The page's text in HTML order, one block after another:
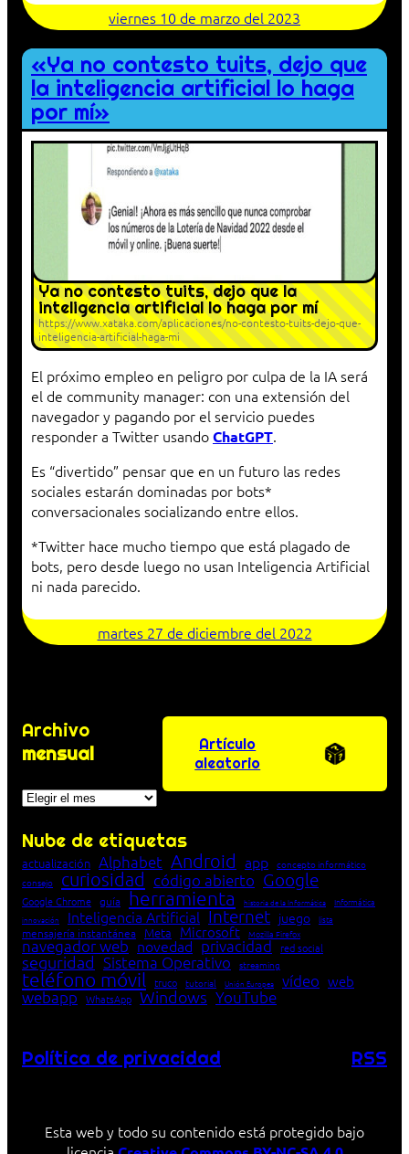
viernes 10 de marzo del 2023
«Ya no contesto tuits, dejo que
la inteligencia artificial lo haga
por mí»
Ya no contesto tuits, dejo que la
inteligencia artificial lo haga por mí
https://www.xataka.com/aplicaciones/no-contesto-tuits-dejo-que-
inteligencia-artificial-haga-mi
El próximo empleo en peligro por culpa de la IA será
el de community manager: con una extensión del
navegador y pagando por el servicio puedes
responder a Twitter usandoChatGPT.
Es “divertido” pensar que en un futuro las redes
sociales estarán dominadas por bots*
conversacionales socializando entre ellos.
*Twitter hace mucho tiempo que está plagado de
bots, pero desde luego no usan Inteligencia Artificial
ni nada parecido.
martes 27 de diciembre del 2022
Archivo
mensual
Archivos
Artículo
aleatorio
Nube de etiquetas
actualización Alphabet Android app concepto informático
consejo
curiosidad código abierto Google
Google Chrome guía herramienta historia de la Informática Informática
innovación Inteligencia Artificial Internet juego lista
mensajería instantánea Meta Microsoft Mozilla Firefox
navegador web novedad privacidad red social
seguridad Sistema Operativo streaming
teléfono móvil truco tutorial Unión Europea vídeo web
webapp WhatsApp Windows YouTube
Política de privacidad RSS
Esta web y todo su contenido está protegido bajo